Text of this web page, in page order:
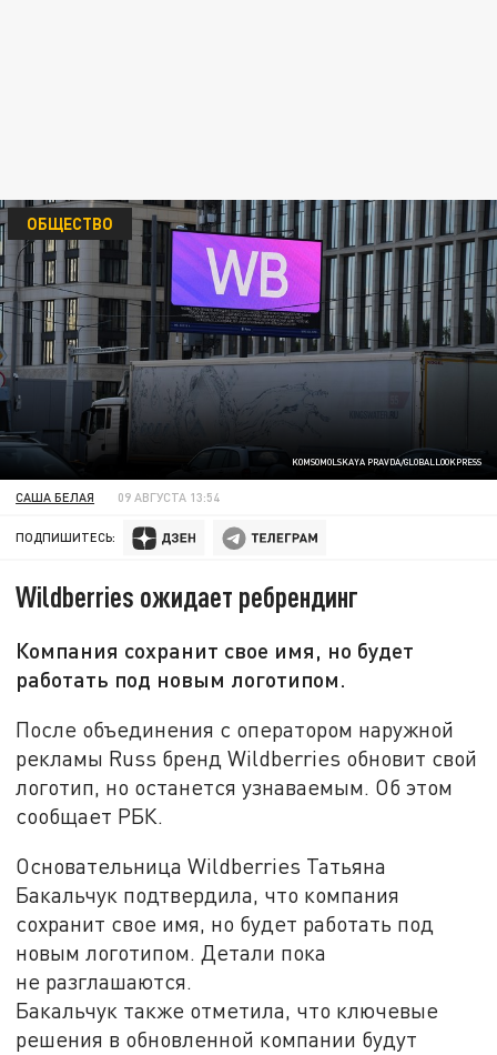
KOMSOMOLSKAYA PRAVDA/GLOBALLOOKPRESS
ОБЩЕСТВО
САША БЕЛАЯ 09 АВГУСТА 13:54
ПОДПИШИТЕСЬ:
Wildberries ожидает ребрендинг
Компания сохранит свое имя, но будет
работать под новым логотипом.
После объединения с оператором наружной
рекламы Russ бренд Wildberries обновит свой
логотип, но останется узнаваемым. Об этом
сообщает РБК.
Основательница Wildberries Татьяна
Бакальчук подтвердила, что компания
сохранит свое имя, но будет работать под
новым логотипом. Детали пока
не разглашаются.
Бакальчук также отметила, что ключевые
решения в обновленной компании будут